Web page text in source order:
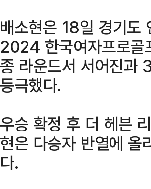
배소현은 18일 경기도
2024 한국여자프로골
종 라운드서 서어진과
등극했다.
우승 확정 후 더 헤븐
현은 다승자 반열에 올
다.